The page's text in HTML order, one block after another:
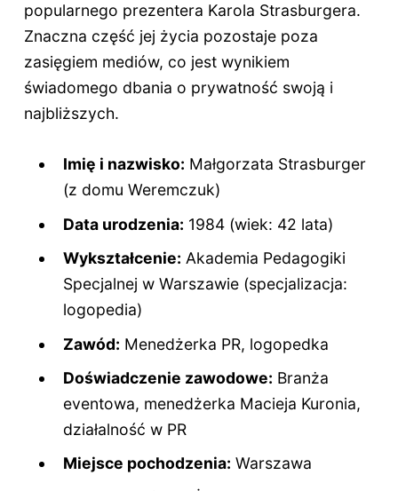
popularnego prezentera Karola Strasburgera.
Znaczna część jej życia pozostaje poza
zasięgiem mediów, co jest wynikiem
świadomego dbania o prywatność swoją i
najbliższych.
Imię i nazwisko: Małgorzata Strasburger
(z domu Weremczuk)
Data urodzenia: 1984 (wiek: 42 lata)
Wykształcenie: Akademia Pedagogiki
Specjalnej w Warszawie (specjalizacja:
logopedia)
Zawód: Menedżerka PR, logopedka
Doświadczenie zawodowe: Branża
eventowa, menedżerka Macieja Kuronia,
działalność w PR
Miejsce pochodzenia: Warszawa